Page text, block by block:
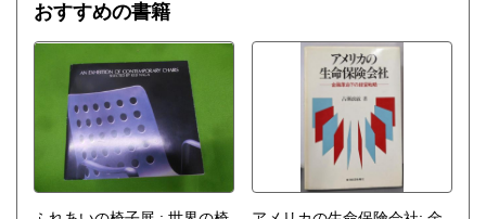
おすすめの書籍